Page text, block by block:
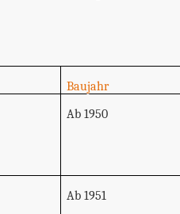
Baujahr
Ab 1950
Ab 1951